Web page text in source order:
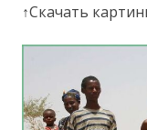
↑Скачать